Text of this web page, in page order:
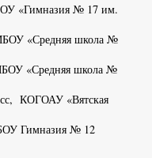
«Гимназия № 17 им.
«Средняя школа №
«Средняя школа №
КОГОАУ «Вятская
Гимназия № 12